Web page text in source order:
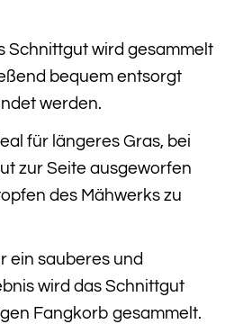
Schnittgut wird gesammelt
bequem entsorgt
werden.
für längeres Gras, bei
zur Seite ausgeworfen
des Mähwerks zu
ein sauberes und
wird das Schnittgut
Fangkorb gesammelt.